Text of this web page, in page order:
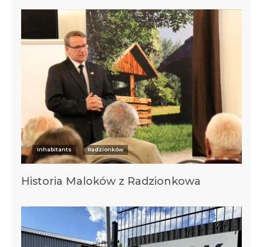
Inhabitants Radzionków
Historia Maloków z Radzionkowa